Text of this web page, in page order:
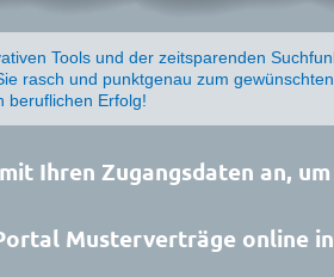
Tools und der zeitsparenden
rasch und punktgenau zum
beruflichen Erfolg!
Ihren Zugangsdaten an,
Musterverträge online